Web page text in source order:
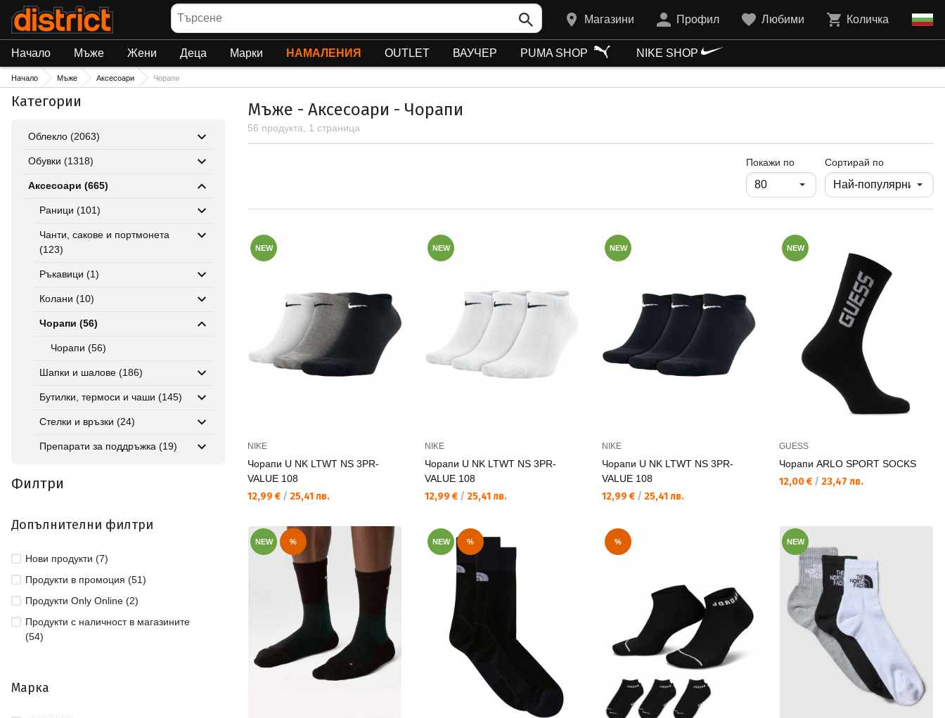
Търсене
Магазини Профил Любими Количка
Начало Мъже Жени Деца Марки НАМАЛЕНИЯ OUTLET ВАУЧЕР PUMA SHOP NIKE SHOP
Начало Мъже Аксесоари Чорапи
Категории
Облекло (2063)
Обувки (1318)
Аксесоари (665)
Раници (101)
Чанти, сакове и портмонета
(123)
Ръкавици (1)
Колани (10)
Чорапи (56)
Чорапи (56)
Шапки и шалове (186)
Бутилки, термоси и чаши (145)
Стелки и връзки (24)
Препарати за поддръжка (19)
Филтри
Допълнителни филтри
Нови продукти (7)
Продукти в промоция (51)
Продукти Only Online (2)
Продукти с наличност в магазините
(54)
Марка
Мъже - Аксесоари - Чорапи
56 продукта, 1 страница
Покажи попродукти на страница
Сортирай по
NEW
NIKE
Чорапи U NK LTWT NS 3PR-
VALUE 108
Текуща цена:
12,99 € / 25,41 лв.
NEW
NIKE
Чорапи U NK LTWT NS 3PR-
VALUE 108
Текуща цена:
12,99 € / 25,41 лв.
NEW
NIKE
Чорапи U NK LTWT NS 3PR-
VALUE 108
Текуща цена:
12,99 € / 25,41 лв.
NEW
GUESS
Чорапи ARLO SPORT SOCKS
Текуща цена:
12,00 € / 23,47 лв.
NEW % NEW % % NEW